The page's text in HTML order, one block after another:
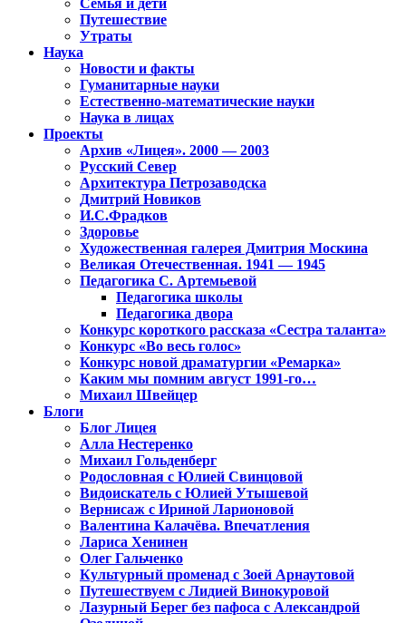
Семья и дети
Путешествие
Утраты
Наука
Новости и факты
Гуманитарные науки
Естественно-математические науки
Наука в лицах
Проекты
Архив «Лицея». 2000 — 2003
Русский Север
Архитектура Петрозаводска
Дмитрий Новиков
И.С.Фрадков
Здоровье
Художественная галерея Дмитрия Москина
Великая Отечественная. 1941 — 1945
Педагогика С. Артемьевой
Педагогика школы
Педагогика двора
Конкурс короткого рассказа «Сестра таланта»
Конкурс «Во весь голос»
Конкурс новой драматургии «Ремарка»
Каким мы помним август 1991-го…
Михаил Швейцер
Блоги
Блог Лицея
Алла Нестеренко
Михаил Гольденберг
Родословная с Юлией Свинцовой
Видоискатель с Юлией Утышевой
Вернисаж с Ириной Ларионовой
Валентина Калачёва. Впечатления
Лариса Хенинен
Олег Гальченко
Культурный променад с Зоей Арнаутовой
Путешествуем с Лидией Винокуровой
Лазурный Берег без пафоса с Александрой